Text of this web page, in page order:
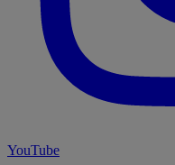
YouTube